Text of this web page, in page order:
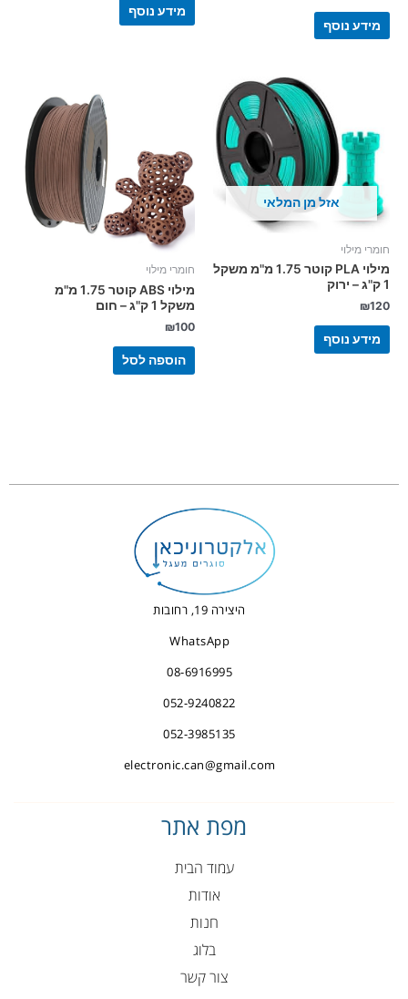
מידע נוסף
מידע נוסף
אזל מן המלאי
חומרי מילוי
מילוי PLA קוטר 1.75 מ"מ משקל
1 ק"ג – ירוק
₪120
מידע נוסף
חומרי מילוי
מילוי ABS קוטר 1.75 מ"מ
משקל 1 ק"ג – חום
₪100
הוספה לסל
היצירה 19, רחובות
WhatsApp
08-6916995
052-9240822
052-3985135
electronic.can@gmail.com
מפת אתר
עמוד הבית
אודות
חנות
בלוג
צור קשר